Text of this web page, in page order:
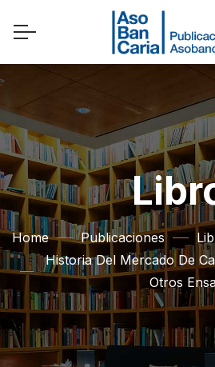
Home Publicaciones
Historia Del Mercado De
Otros